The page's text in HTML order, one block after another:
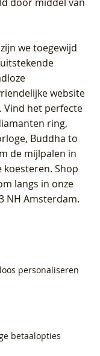
zijn we toegewijd
website
Vind het perfecte
ring,
Buddha to
de mijlpalen in
koesteren. Shop
langs in onze
NH Amsterdam.
personaliseren
betaalopties